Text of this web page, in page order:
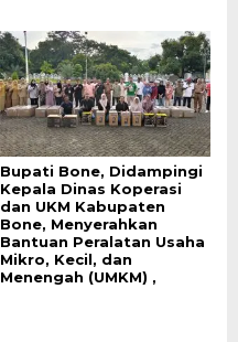
Bupati Bone, Didampingi
Kepala Dinas Koperasi
dan UKM Kabupaten
Bone, Menyerahkan
Bantuan Peralatan Usaha
Mikro, Kecil, dan
Menengah (UMKM) ,